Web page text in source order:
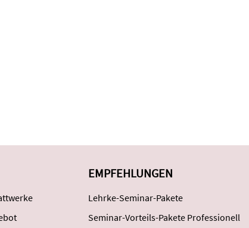
EMPFEHLUNGEN
Lehrke-Seminar-Pakete
Seminar-Vorteils-Pakete Professionell